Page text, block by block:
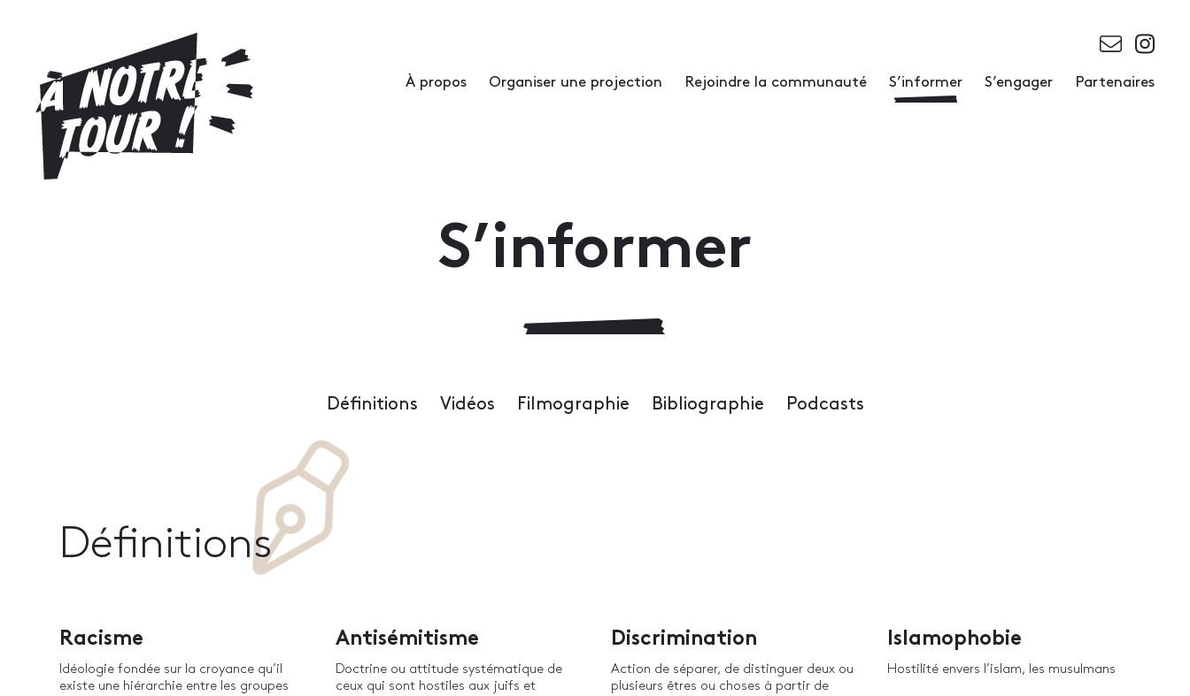
À propos Organiser une projection Rejoindre la communauté S’informer S’engager Partenaires
S’informer
Définitions Vidéos Filmographie Bibliographie Podcasts
Définitions
Racisme
Idéologie fondée sur la croyance qu’il
existe une hiérarchie entre les groupes
Antisémitisme
Doctrine ou attitude systématique de
ceux qui sont hostiles aux juifs et
Discrimination
Action de séparer, de distinguer deux ou
plusieurs êtres ou choses à partir de
Islamophobie
Hostilité envers l’islam, les musulmans